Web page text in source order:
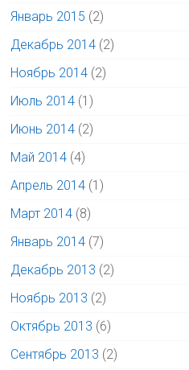
Январь 2015 (2)
Декабрь 2014 (2)
Ноябрь 2014 (2)
Июль 2014 (1)
Июнь 2014 (2)
Май 2014 (4)
Апрель 2014 (1)
Март 2014 (8)
Январь 2014 (7)
Декабрь 2013 (2)
Ноябрь 2013 (2)
Октябрь 2013 (6)
Сентябрь 2013 (2)